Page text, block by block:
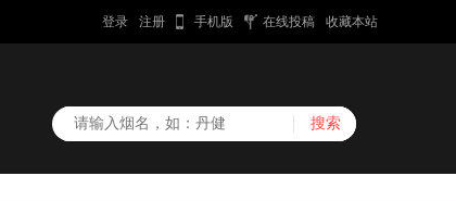
登录 注册 手机版 在线投稿 收藏本站